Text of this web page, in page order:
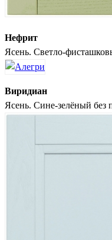
Нефрит
Ясень. Светло-
Виридиан
Ясень. Сине-зелёный без